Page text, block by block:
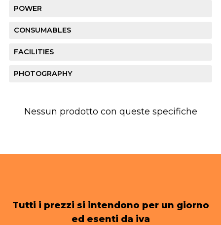
POWER
CONSUMABLES
FACILITIES
PHOTOGRAPHY
Nessun prodotto con queste specifiche
Tutti i prezzi si intendono per un giorno
ed esenti da iva